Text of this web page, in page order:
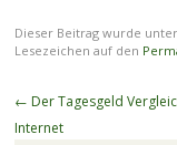
Dieser Beitrag wurde unter
Lesezeichen auf den
Beitragsnavigation
← Der Tagesgeld
Internet